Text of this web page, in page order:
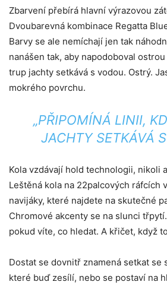
Zbarvení přebírá hlavní výrazovou
Dvoubarevná kombinace Regatta
Barvy se ale nemíchají jen tak
nanášen tak, aby napodoboval
trup jachty setkává s vodou. Ostrý.
mokrého povrchu.
„PŘIPOMÍNÁ LINII,
JACHTY SETKÁVÁ
Kola vzdávají hold technologii, nikoli
Leštěná kola na 22palcových ráfcích
navijáky, které najdete na skutečné
Chromové akcenty se na slunci
pokud víte, co hledat. A křičet, když
Dostat se dovnitř znamená setkat se
které buď zesílí, nebo se postaví na